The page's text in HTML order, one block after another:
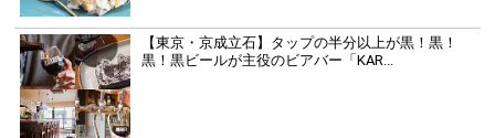
【東京・京成立石】タップの半分以上が黒！黒！
黒！黒ビールが主役のビアバー「KAR...